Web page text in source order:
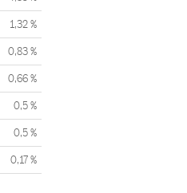
1,32 %
0,83 %
0,66 %
0,5 %
0,5 %
0,17 %